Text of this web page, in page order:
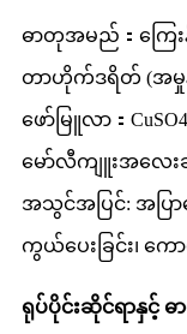
ဓာတုအမည်：ကြ
တာဟိုက်ဒရိတ် (အမှု
ဖော်မြူလာ：
မော်လီကျူးအလေးချိ
အသွင်အပြင်: အပြာရ
ကွယ်ပေးခြင်း၊ ကေ
ရုပ်ပိုင်းဆိုင်ရာနှင့်